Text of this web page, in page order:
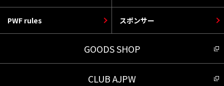
PWF rules スポンサー
GOODS SHOP
CLUB AJPW